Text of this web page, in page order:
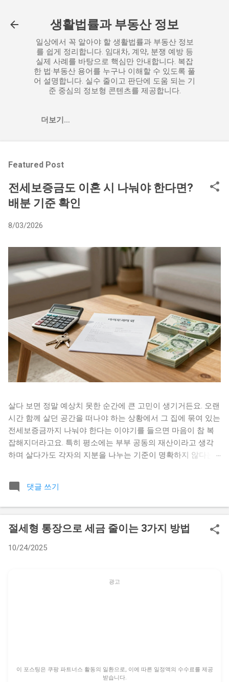
생활법률과 부동산 정보
일상에서 꼭 알아야 할 생활법률과 부동산 정보
를 쉽게 정리합니다. 임대차, 계약, 분쟁 예방 등
실제 사례를 바탕으로 핵심만 안내합니다. 복잡
한 법·부동산 용어를 누구나 이해할 수 있도록 풀
어 설명합니다. 실수 줄이고 판단에 도움 되는 기
준 중심의 정보형 콘텐츠를 제공합니다.
더보기…
Featured Post
전세보증금도 이혼 시 나눠야 한다면?
배분 기준 확인
8/03/2026
살다 보면 정말 예상치 못한 순간에 큰 고민이 생기거든요. 오랜
시간 함께 살던 공간을 떠나야 하는 상황에서 그 집에 묶여 있는
전세보증금까지 나눠야 한다는 이야기를 들으면 마음이 참 복
잡해지더라고요. 특히 평소에는 부부 공동의 재산이라고 생각
하며 살다가도 각자의 지분을 나누는 기준이 명확하지 않다는
활 관련 상담을 받으면서 가장 많이 들었던 질문 중 하나가 바로
이 전세보증금 재산분할 문제였어요. 당장 내 통장에 들어오지
주신 돈까지 나누는 게 맞는지에 대한 억울함을 토로하는 분들
이 무척 많으셨거든요. 그래서 오늘은 복잡한 법리와 판례를 최
합니다. 가장 기본적인 원칙부터 짚어보면 전세보증금은 단순
에 협력해서 형성한 재산으로 간주되고, 특별한 사정이 없는 한
할 대상일까 법원에서는 부부가 혼인 생활을 유지하면서 서로
댓글 쓰기
절세형 통장으로 세금 줄이는 3가지 방법
10/24/2025
광고
이 포스팅은 쿠팡 파트너스 활동의 일환으로, 이에 따른 일정액의 수수료를 제공
받습니다.